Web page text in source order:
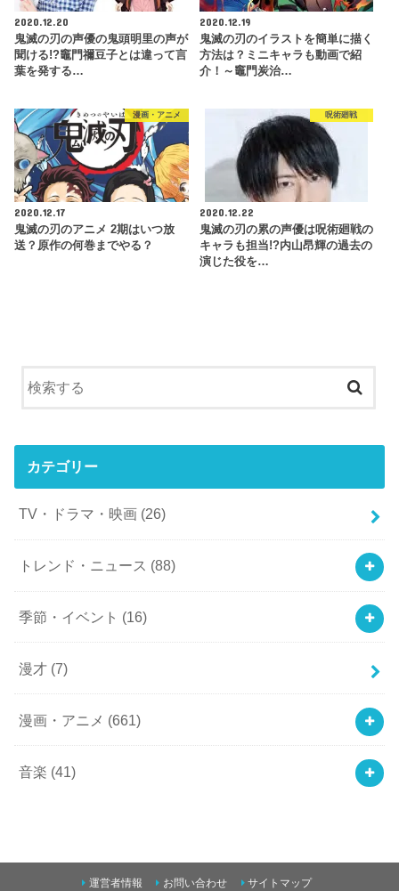
2020.12.20
鬼滅の刃の声優の鬼頭明里の声が
聞ける!?竈門禰豆子とは違って言
葉を発する…
2020.12.19
鬼滅の刃のイラストを簡単に描く
方法は？ミニキャラも動画で紹
介！～竈門炭治…
漫画・アニメ
2020.12.17
鬼滅の刃のアニメ 2期はいつ放
送？原作の何巻までやる？
呪術廻戦
2020.12.22
鬼滅の刃の累の声優は呪術廻戦の
キャラも担当!?内山昂輝の過去の
演じた役を…
カテゴリー
TV・ドラマ・映画 (26)
トレンド・ニュース (88)
季節・イベント (16)
漫才 (7)
漫画・アニメ (661)
音楽 (41)
運営者情報 お問い合わせ サイトマップ